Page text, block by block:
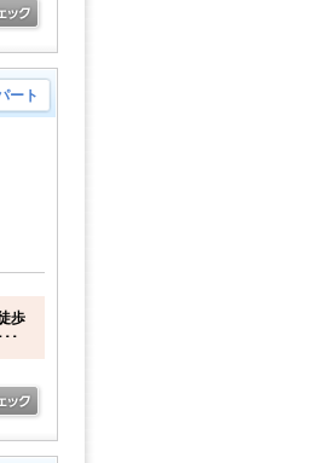
ート
歩
･